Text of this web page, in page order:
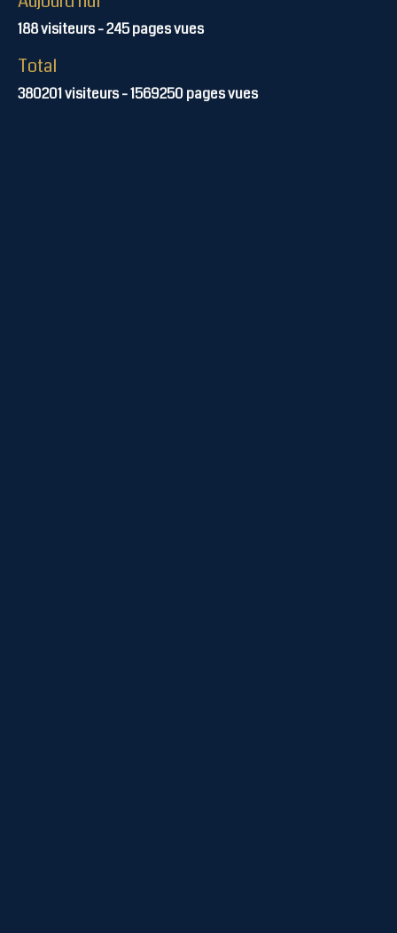
188visiteurs -245pages vues
Total
380201visiteurs -1569250pages vues